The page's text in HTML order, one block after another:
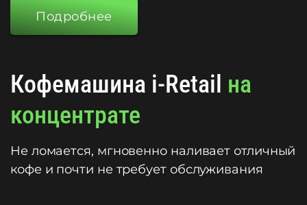
Подробнее
Кофемашина i-Retail на
концентрате
Не ломается, мгновенно наливает отличный
кофе и почти не требует обслуживания